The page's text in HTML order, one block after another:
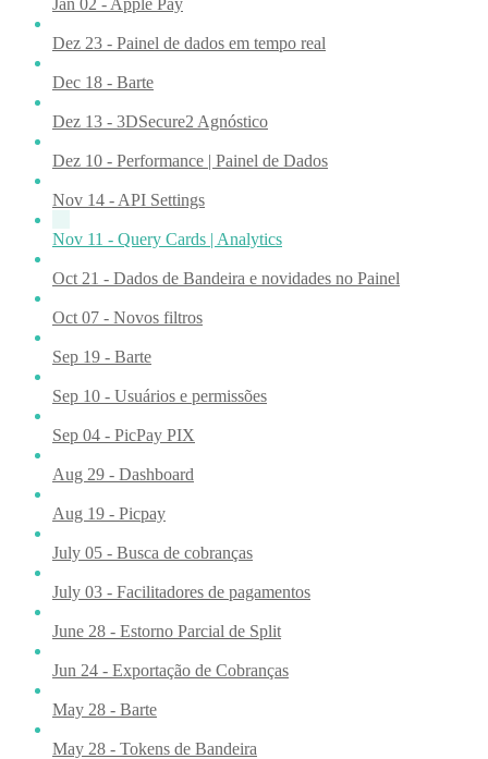
Dez 23 - Painel de dados em tempo real
Dec 18 - Barte
Dez 13 - 3DSecure2 Agnóstico
Dez 10 - Performance | Painel de Dados
Nov 14 - API Settings
Nov 11 - Query Cards | Analytics
Oct 21 - Dados de Bandeira e novidades no Painel
Oct 07 - Novos filtros
Sep 19 - Barte
Sep 10 - Usuários e permissões
Sep 04 - PicPay PIX
Aug 29 - Dashboard
Aug 19 - Picpay
July 05 - Busca de cobranças
July 03 - Facilitadores de pagamentos
June 28 - Estorno Parcial de Split
Jun 24 - Exportação de Cobranças
May 28 - Barte
May 28 - Tokens de Bandeira